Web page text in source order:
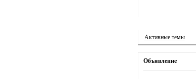
Активные темы
Объявление